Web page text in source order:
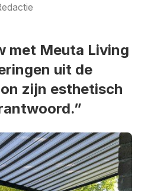
met Meuta Living
uit de
zijn esthetisch